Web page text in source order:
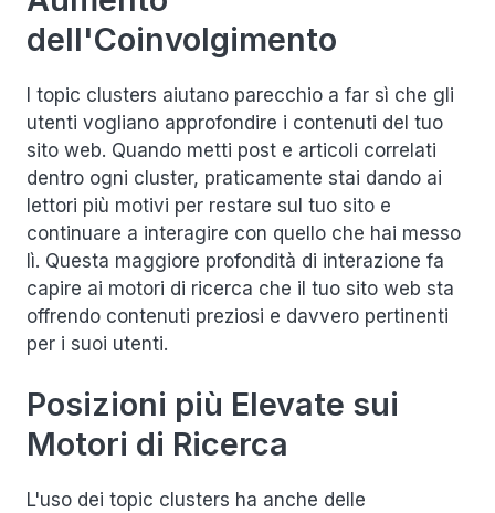
dell'Coinvolgimento
I topic clusters aiutano parecchio a far sì che gli
utenti vogliano approfondire i contenuti del tuo
sito web. Quando metti post e articoli correlati
dentro ogni cluster, praticamente stai dando ai
lettori più motivi per restare sul tuo sito e
continuare a interagire con quello che hai messo
lì. Questa maggiore profondità di interazione fa
capire ai motori di ricerca che il tuo sito web sta
offrendo contenuti preziosi e davvero pertinenti
per i suoi utenti.
Posizioni più Elevate sui
Motori di Ricerca
L'uso dei topic clusters ha anche delle